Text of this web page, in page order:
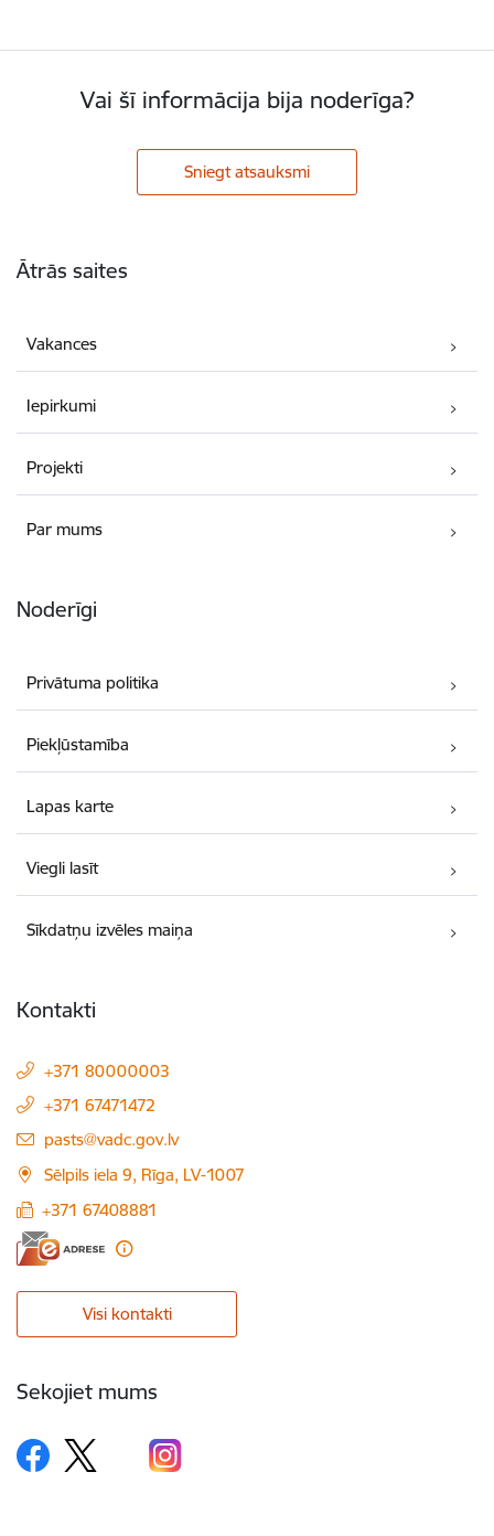
Vai šī informācija bija noderīga?
Sniegt atsauksmi
Ātrās saites
Vakances
Iepirkumi
Projekti
Par mums
Noderīgi
Privātuma politika
Piekļūstamība
Lapas karte
Viegli lasīt
Sīkdatņu izvēles maiņa
Kontakti
+371 80000003
+371 67471472
E-pasts:
pasts@vadc.gov.lv
Sēlpils iela 9, Rīga, LV-1007
+371 67408881
Visi kontakti
Sekojiet mums